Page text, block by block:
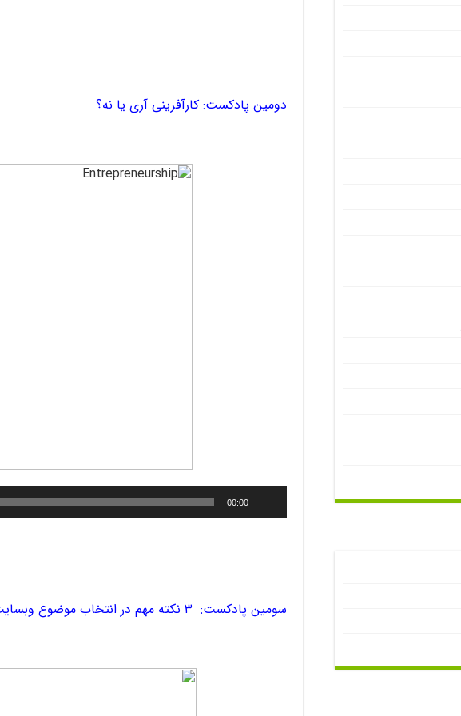
دومین پادکست: کارآفرینی آری یا نه؟
00:00
سومین پادکست: ۳ نکته مهم در انتخاب موضوع وبسایت‌مون